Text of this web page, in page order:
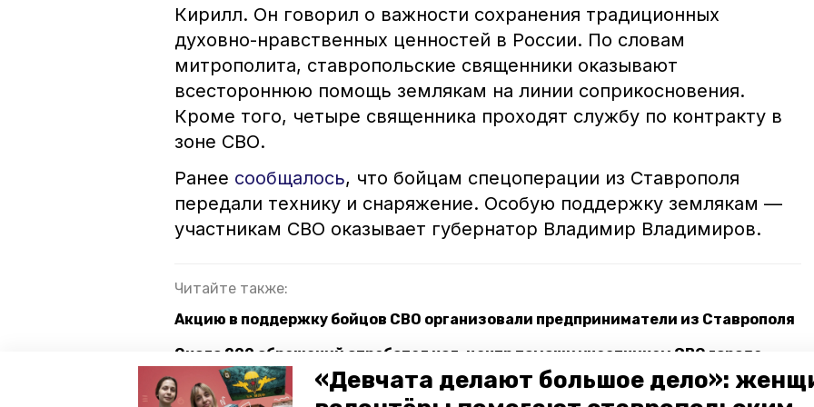
«Девчата делают большое дело»:
Кирилл. Он говорил о важности сохранения традиционных
духовно-нравственных ценностей в России. По словам
митрополита, ставропольские священники оказывают
всестороннюю помощь землякам на линии соприкосновения.
Кроме того, четыре священника проходят службу по контракту в
зоне СВО.
Ранее сообщалось, что бойцам спецоперации из Ставрополя
передали технику и снаряжение. Особую поддержку землякам —
участникам СВО оказывает губернатор Владимир Владимиров.
Читайте также:
Акцию в поддержку бойцов СВО организовали предприниматели из Ставрополя
Около 200 обращений отработал кол-центр помощи участникам СВО города
Ставрополя